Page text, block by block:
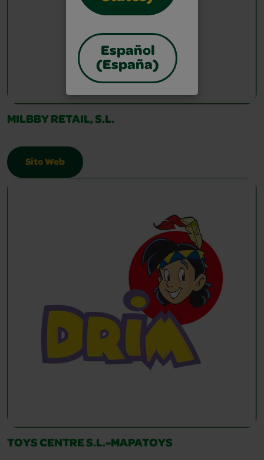
Español
(España)
MILBBY RETAIL, S.L.
Sito Web
TOYS CENTRE S.L.-MAPATOYS